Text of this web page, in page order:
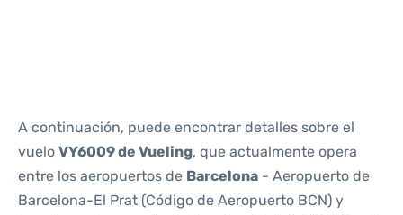
A continuación, puede encontrar detalles sobre el
vuelo VY6009 de Vueling, que actualmente opera
entre los aeropuertos de Barcelona - Aeropuerto de
Barcelona-El Prat (Código de Aeropuerto BCN) y